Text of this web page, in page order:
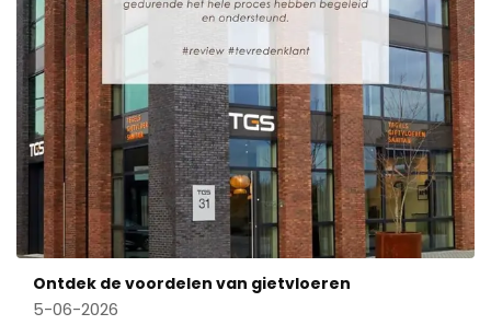
Ontdek de voordelen van gietvloeren
5-06-2026